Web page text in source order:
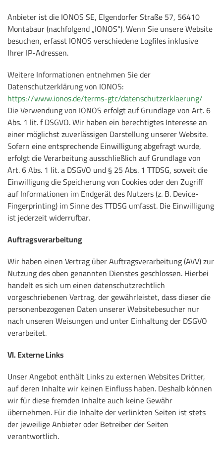
Anbieter ist die IONOS SE, Elgendorfer Straße 57, 56410
Montabaur (nachfolgend „IONOS“). Wenn Sie unsere Website
besuchen, erfasst IONOS verschiedene Logfiles inklusive
Ihrer IP-Adressen.
Weitere Informationen entnehmen Sie der
Datenschutzerklärung von IONOS:
https://www.ionos.de/terms-gtc/datenschutzerklaerung/
Die Verwendung von IONOS erfolgt auf Grundlage von Art. 6
Abs. 1 lit. f DSGVO. Wir haben ein berechtigtes Interesse an
einer möglichst zuverlässigen Darstellung unserer Website.
Sofern eine entsprechende Einwilligung abgefragt wurde,
erfolgt die Verarbeitung ausschließlich auf Grundlage von
Art. 6 Abs. 1 lit. a DSGVO und § 25 Abs. 1 TTDSG, soweit die
Einwilligung die Speicherung von Cookies oder den Zugriff
auf Informationen im Endgerät des Nutzers (z. B. Device-
Fingerprinting) im Sinne des TTDSG umfasst. Die Einwilligung
ist jederzeit widerrufbar.
Auftragsverarbeitung
Wir haben einen Vertrag über Auftragsverarbeitung (AVV) zur
Nutzung des oben genannten Dienstes geschlossen. Hierbei
handelt es sich um einen datenschutzrechtlich
vorgeschriebenen Vertrag, der gewährleistet, dass dieser die
personenbezogenen Daten unserer Websitebesucher nur
nach unseren Weisungen und unter Einhaltung der DSGVO
verarbeitet.
VI. Externe Links
Unser Angebot enthält Links zu externen Websites Dritter,
auf deren Inhalte wir keinen Einfluss haben. Deshalb können
wir für diese fremden Inhalte auch keine Gewähr
übernehmen. Für die Inhalte der verlinkten Seiten ist stets
der jeweilige Anbieter oder Betreiber der Seiten
verantwortlich.